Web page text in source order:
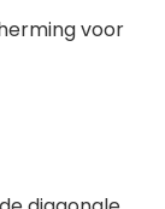
voor